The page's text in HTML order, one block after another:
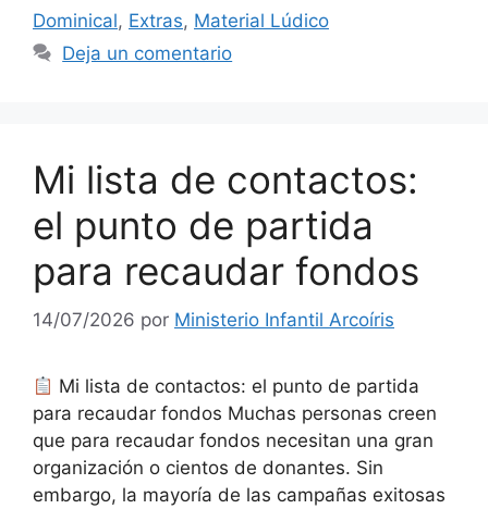
Dominical, Extras, Material Lúdico
Deja un comentario
Mi lista de contactos:
el punto de partida
para recaudar fondos
14/07/2026 por Ministerio Infantil Arcoíris
Mi lista de contactos: el punto de partida
para recaudar fondos Muchas personas creen
que para recaudar fondos necesitan una gran
organización o cientos de donantes. Sin
embargo, la mayoría de las campañas exitosas